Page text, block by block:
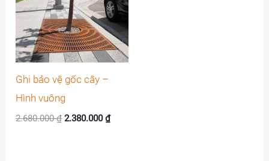
Ghi bảo vệ gốc cây –
Hình vuông
2.680.000₫ Giá
2.380.000₫Giá